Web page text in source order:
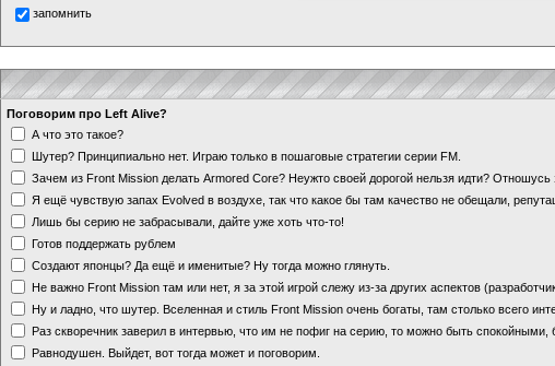
запомнить
Поговорим про Left Alive?
А что это такое?
Шутер? Принципиально нет. Играю только в пошаговые стратегии серии FM.
Зачем из Front Mission делать Armored Core? Неужто своей дорогой нельзя идти? Отношусь
Я ещё чувствую запах Evolved в воздухе, так что какое бы там качество не обещали,
Лишь бы серию не забрасывали, дайте уже хоть что-то!
Готов поддержать рублем
Создают японцы? Да ещё и именитые? Ну тогда можно глянуть.
Не важно Front Mission там или нет, я за этой игрой слежу из-за других аспектов
Ну и ладно, что шутер. Вселенная и стиль Front Mission очень богаты, там столько всего
Раз скворечник заверил в интервью, что им не пофиг на серию, то можно быть спокойными,
Равнодушен. Выйдет, вот тогда может и поговорим.